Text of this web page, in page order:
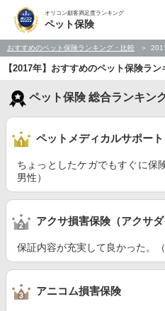
オリコン顧客満足度ランキング
ペット保険
おすすめのペット保険ランキング・比較
【2017年】おすすめのペット保険ラ
ペット保険 総合ランキン
ペットメディカルサポート
ちょっとしたケガでもすぐに保
男性）
アクサ損害保険（アクサダ
保証内容が充実して良かった。（
アニコム損害保険